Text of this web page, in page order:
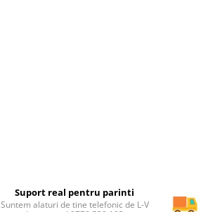
Suport real pentru parinti
Suntem alaturi de tine telefonic de L-V